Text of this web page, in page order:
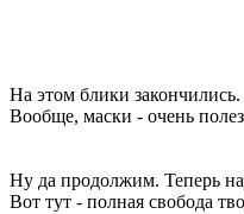
На этом блики закончились.
Вообще, маски - очень
Ну да продолжим. Теперь
Вот тут - полная свобода